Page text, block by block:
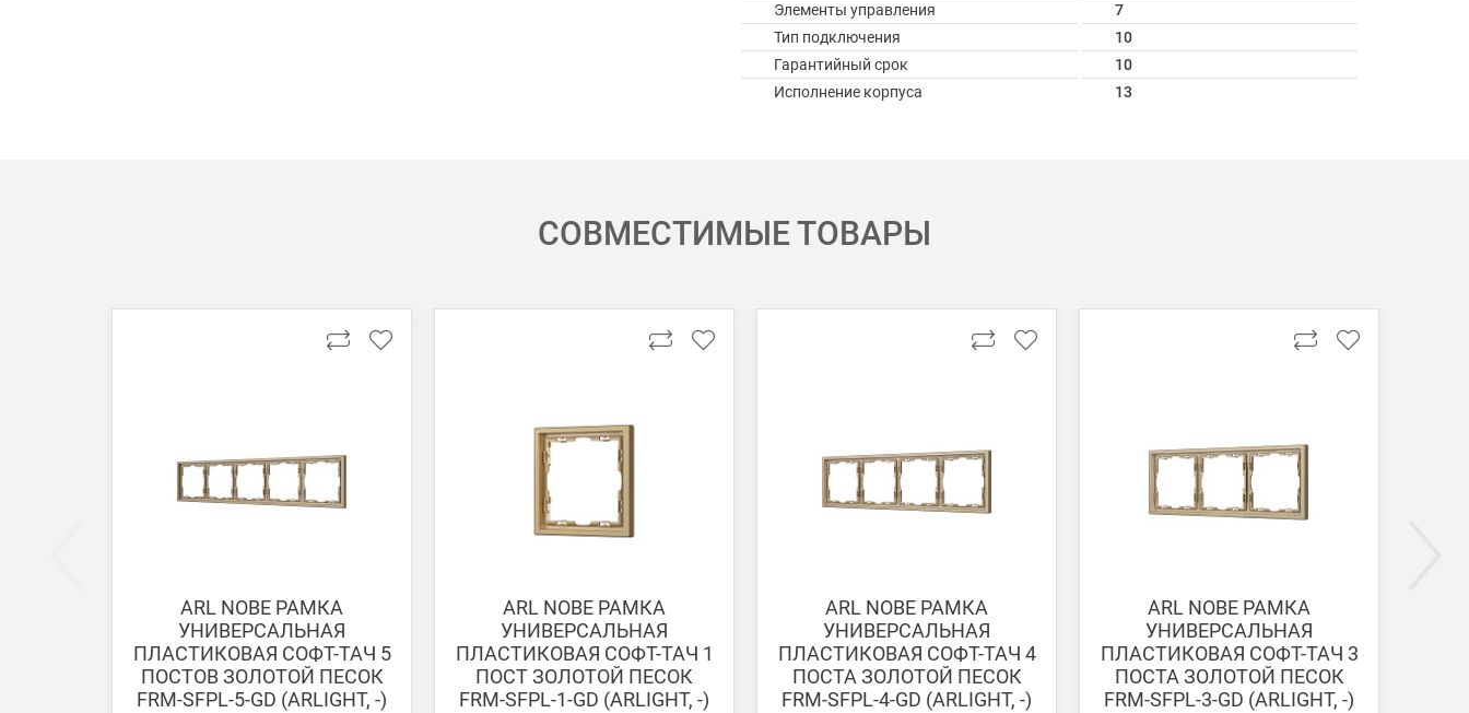
Элементы управления
7
Тип подключения
10
Гарантийный срок
10
Исполнение корпуса
13
Безналичная оплата по счету
Вы можете оплатить заказ по выставленному счету в любом удобном Вам банке.
После получения оплаты счета с Вами свяжется менеджер для уточнения даты доставки. Обратите внимание, что деньги поступают на наш счет в течении 3-5 дней.
Доставка:
Самовывоз
СОВМЕСТИМЫЕ ТОВАРЫ
ARL NOBE РАМКА
УНИВЕРСАЛЬНАЯ
ПЛАСТИКОВАЯ СОФТ-ТАЧ 5
ПОСТОВ ЗОЛОТОЙ ПЕСОК
FRM-SFPL-5-GD (ARLIGHT, -)
ARL NOBE РАМКА
УНИВЕРСАЛЬНАЯ
ПЛАСТИКОВАЯ СОФТ-ТАЧ 1
ПОСТ ЗОЛОТОЙ ПЕСОК
FRM-SFPL-1-GD (ARLIGHT, -)
ARL NOBE РАМКА
УНИВЕРСАЛЬНАЯ
ПЛАСТИКОВАЯ СОФТ-ТАЧ 4
ПОСТА ЗОЛОТОЙ ПЕСОК
FRM-SFPL-4-GD (ARLIGHT, -)
ARL NOBE РАМКА
УНИВЕРСАЛЬНАЯ
ПЛАСТИКОВАЯ СОФТ-ТАЧ 3
ПОСТА ЗОЛОТОЙ ПЕСОК
FRM-SFPL-3-GD (ARLIGHT, -)